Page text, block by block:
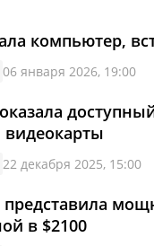
компьютер,
06 января 2026, 19:00
22 декабря 2025, 15:00
представила
в $2100